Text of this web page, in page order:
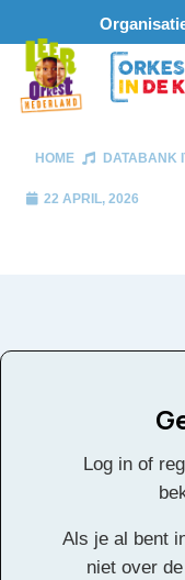
HOME DATABANK
22 APRIL, 2026
M’n
Facebook
TwitterEmail
Log in of
Als je al bent
niet over